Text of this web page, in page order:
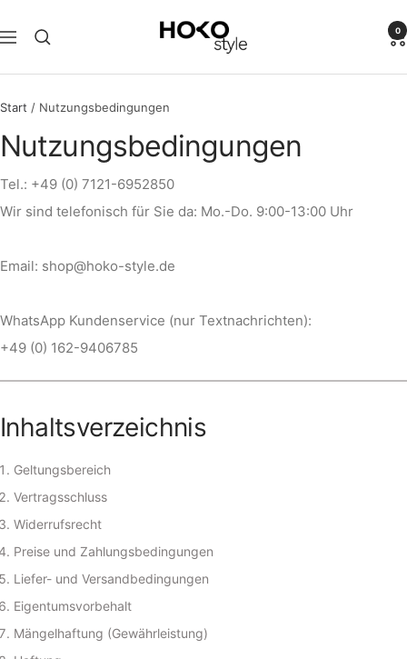
zum
Navigation
HOKO-
0
Start Nutzungsbedingungen
Nutzungsbedingungen
Tel.: +49 (0) 7121-6952850
Wir sind telefonisch für Sie da: Mo.-Do. 9:00-13:00 Uhr
Email: shop@hoko-style.de
WhatsApp Kundenservice (nur Textnachrichten):
+49 (0) 162-9406785
Inhaltsverzeichnis
Geltungsbereich
Vertragsschluss
Widerrufsrecht
Preise und Zahlungsbedingungen
Liefer- und Versandbedingungen
Eigentumsvorbehalt
Mängelhaftung (Gewährleistung)